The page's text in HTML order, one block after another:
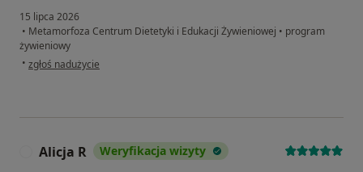
15 lipca 2026
• Metamorfoza Centrum Dietetyki i Edukacji Żywieniowej • program
żywieniowy
• w opinii użytkownika Katarzyna Ż.
zgłoś nadużycie
Alicja R Weryfikacja wizyty